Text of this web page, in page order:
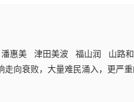
惠美 津田美波 福山润 山路
向衰败，大量难民涌入，更严重
人口锐减至原来的十分之一以下